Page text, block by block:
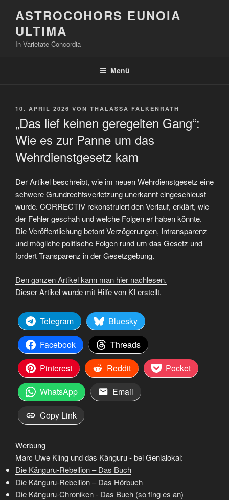
Inhalt
springen
ASTROCOHORS EUNOIA
ULTIMA
In Varietate Concordia
Menü
VERÖFFENTLICHT
10. APRIL 2026 VON THALASSA FALKENRATH
„Das lief keinen geregelten Gang“:
Wie es zur Panne um das
Wehrdienstgesetz kam
Der Artikel beschreibt, wie im neuen Wehrdienstgesetz eine
schwere Grundrechtsverletzung unerkannt eingeschleust
wurde. CORRECTIV rekonstruiert den Verlauf, erklärt, wie
der Fehler geschah und welche Folgen er haben könnte.
Die Veröffentlichung betont Verzögerungen, Intransparenz
und mögliche politische Folgen rund um das Gesetz und
fordert Transparenz in der Gesetzgebung.
Den ganzen Artikel kann man hier nachlesen.
Dieser Artikel wurde mit Hilfe von KI erstellt.
Telegram
Bluesky
Facebook
Threads
Pinterest
Reddit
Pocket
WhatsApp
Email
Copy Link
Werbung
Marc Uwe Kling und das Känguru - bei Genialokal:
Die Känguru-Rebellion – Das Buch
Die Känguru-Rebellion – Das Hörbuch
Die Känguru-Chroniken - Das Buch (so fing es an)